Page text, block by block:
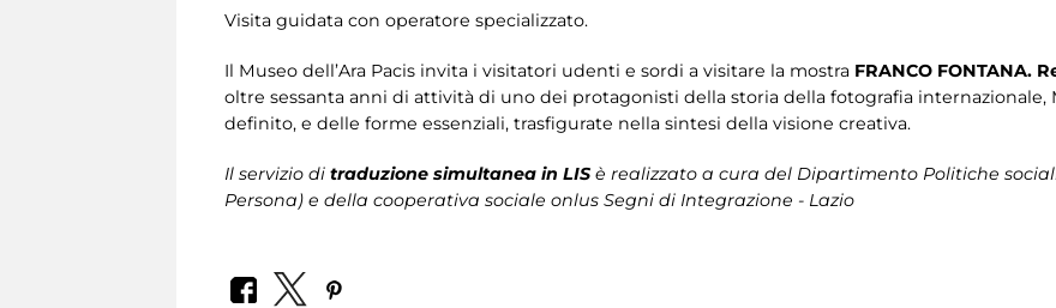
Visita guidata con operatore specializzato.
Il Museo dell’Ara Pacis invita i visitatori udenti e sordi a visitare la mostra FRANCO FONTANA.
oltre sessanta anni di attività di uno dei protagonisti della storia della fotografia internazionale,
definito, e delle forme essenziali, trasfigurate nella sintesi della visione creativa.
Il servizio di traduzione simultanea in LIS è realizzato a cura del Dipartimento Politiche
Persona) e della cooperativa sociale onlus Segni di Integrazione - Lazio